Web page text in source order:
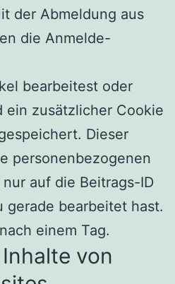
der Abmeldung aus
die Anmelde-
bearbeitest oder
zusätzlicher Cookie
Dieser
personenbezogenen
auf die Beitrags-ID
gerade bearbeitet hast.
einem Tag.
von